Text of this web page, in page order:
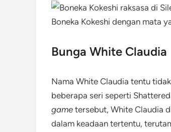
Boneka Kokeshi dengan mata
Bunga White Claudia
Nama White Claudia tentu
beberapa seri seperti
game tersebut, White Claudia
dalam keadaan tertentu,